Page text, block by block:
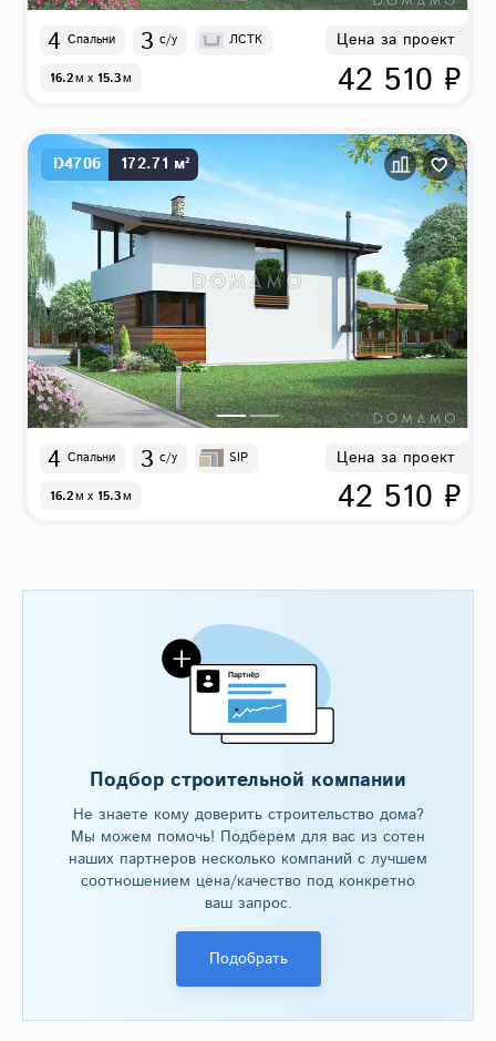
4 Спальни 3 с/у ЛСТК
16.2м x 15.3м
Цена за проект
42 510 ₽
D4706 172.71 м²
4 Спальни 3 с/у SIP
16.2м x 15.3м
Цена за проект
42 510 ₽
Подбор строительной компании
Не знаете кому доверить строительство дома?
Мы можем помочь! Подберем для вас из сотен
наших партнеров несколько компаний с лучшем
соотношением цена/качество под конкретно
ваш запрос.
Подобрать